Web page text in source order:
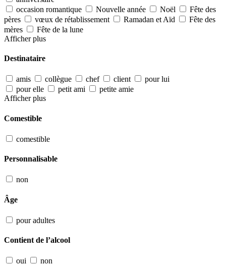
occasion romantique
Nouvelle année Noël
Fête des
pères
vœux de rétablissement Ramadan et Aïd
Fête des
mères
Fête de la lune
Afficher plus
Destinataire
amis collègue chef client
pour lui
pour elle
petit ami
petite amie
Afficher plus
Comestible
comestible
Personnalisable
non
Âge
pour adultes
Contient de l’alcool
oui non